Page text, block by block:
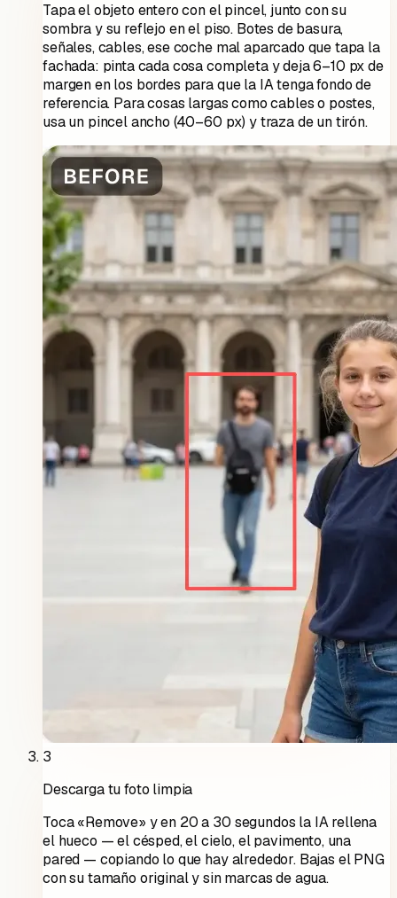
Tapa el objeto entero con el pincel, junto con su
sombra y su reflejo en el piso. Botes de basura,
señales, cables, ese coche mal aparcado que tapa la
fachada: pinta cada cosa completa y deja 6–10 px de
margen en los bordes para que la IA tenga fondo de
referencia. Para cosas largas como cables o postes,
usa un pincel ancho (40–60 px) y traza de un tirón.
3
Descarga tu foto limpia
Toca «Remove» y en 20 a 30 segundos la IA rellena
el hueco — el césped, el cielo, el pavimento, una
pared — copiando lo que hay alrededor. Bajas el PNG
con su tamaño original y sin marcas de agua.